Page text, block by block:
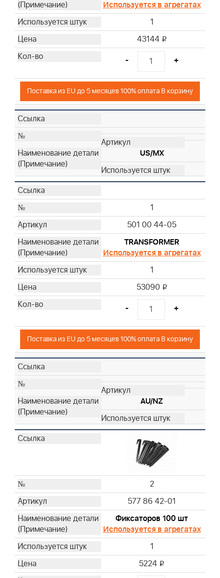
Используется в агрегатах
1
43144 i
- +
Поставка из EU до 5 месяцев 100% оплата В корзину
US/MX
1
501 00 44-05
TRANSFORMER
Используется в агрегатах
1
53090 i
- +
Поставка из EU до 5 месяцев 100% оплата В корзину
AU/NZ
2
577 86 42-01
Фиксаторов 100 шт
Используется в агрегатах
1
5224 i